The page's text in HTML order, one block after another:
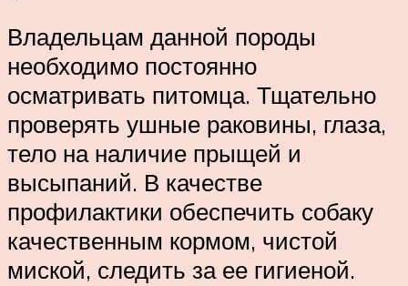
Владельцам данной породы
необходимо постоянно
осматривать питомца. Тщательно
проверять ушные раковины, глаза,
тело на наличие прыщей и
высыпаний. В качестве
профилактики обеспечить собаку
качественным кормом, чистой
миской, следить за ее гигиеной.